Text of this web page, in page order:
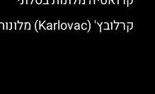
קרלובץ' (Karlovac) מלונות מומלצים